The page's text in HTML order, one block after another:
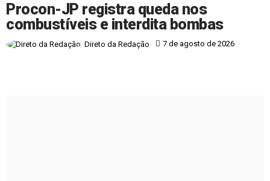
Procon-JP registra queda nos
combustíveis e interdita bombas
Direto da Redação 7 de agosto de 2026